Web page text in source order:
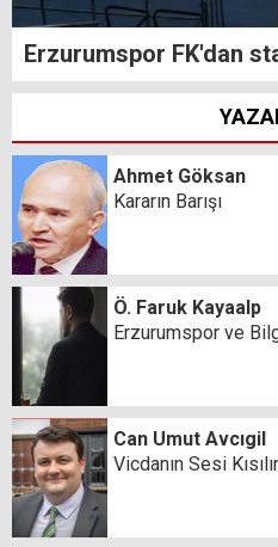
Erzurumspor FK'dan
Ahmet Göksan
Kararın Barışı
Ö. Faruk Kayaalp
Erzurumspor ve
Can Umut Avcıgil
Vicdanın Sesi